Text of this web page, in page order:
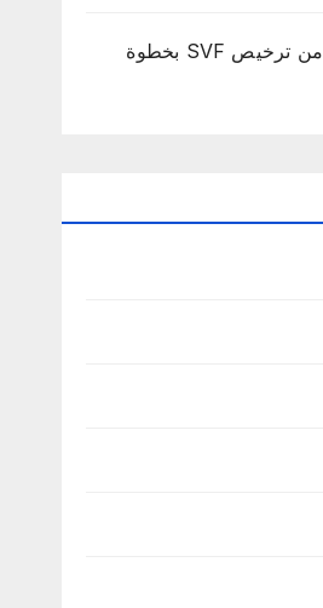
إيدنريد الإمارات تقترب من ترخيص SVF بخطوة